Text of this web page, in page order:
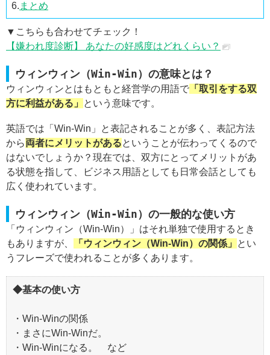
6. まとめ
▼こちらも合わせてチェック！
【嫌われ度診断】 あなたの好感度はどれくらい？
ウィンウィン（Win-Win）の意味とは？
ウィンウィンとはもともと経営学の用語で 「取引をする双
方に利益がある」
という意味です。
英語では「Win-Win」と表記されることが多く、表記方法
から両者にメリットがあるということが伝わってくるので
はないでしょうか？現在では、双方にとってメリットがあ
る状態を指して、ビジネス用語としても日常会話としても
広く使われています。
ウィンウィン（Win-Win）の一般的な使い方
「ウィンウィン（Win-Win）」はそれ単独で使用するとき
もありますが、
「ウィンウィン（Win-Win）の関係」
とい
うフレーズで使われることが多くあります。
◆基本の使い方
・Win-Winの関係
・まさにWin-Winだ。
・Win-Winになる。 など